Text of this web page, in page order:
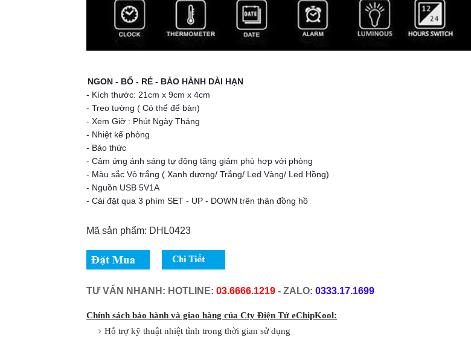
NGON - BỔ - RẺ - BẢO HÀNH DÀI HẠN
- Kích thước: 21cm x 9cm x 4cm
- Treo tường ( Có thể để bàn)
- Xem Giờ : Phút Ngày Tháng
- Nhiệt kế phòng
- Báo thức
- Cảm ứng ánh sáng tự động tăng giảm phù hợp với phòng
- Màu sắc Vỏ trắng ( Xanh dương/ Trắng/ Led Vàng/ Led Hồng)
- Nguồn USB 5V1A
- Cài đặt qua 3 phím SET - UP - DOWN trên thân đồng hồ
Mã sản phẩm: DHL0423
TƯ VẤN NHANH: HOTLINE: 03.6666.1219 - ZALO: 0333.17.1699
Chính sách bảo hành và giao hàng của Cty Điện Tử eChipKool:
Hỗ trợ kỹ thuật nhiệt tình trong thời gian sử dụng